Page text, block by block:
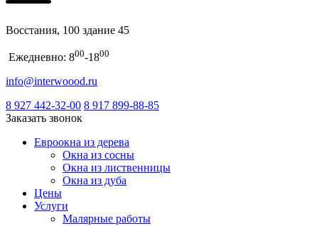
Восстания, 100 здание 45
Ежедневно: 800-1800
info@interwoood.ru
8 927 442-32-00 8 917 899-88-85
Заказать звонок
Евроокна из дерева
Окна из сосны
Окна из лиственницы
Окна из дуба
Цены
Услуги
Малярные работы